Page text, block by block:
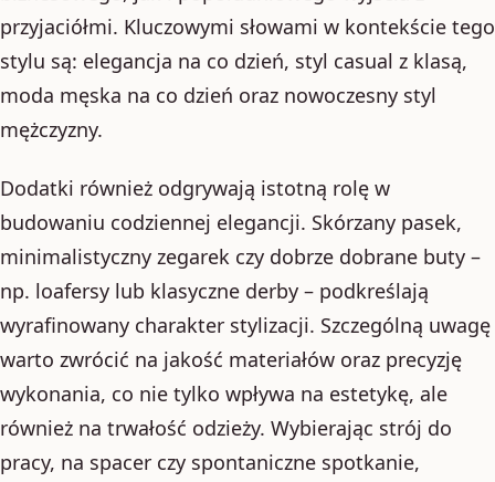
przyjaciółmi. Kluczowymi słowami w kontekście tego
stylu są: elegancja na co dzień, styl casual z klasą,
moda męska na co dzień oraz nowoczesny styl
mężczyzny.
Dodatki również odgrywają istotną rolę w
budowaniu codziennej elegancji. Skórzany pasek,
minimalistyczny zegarek czy dobrze dobrane buty –
np. loafersy lub klasyczne derby – podkreślają
wyrafinowany charakter stylizacji. Szczególną uwagę
warto zwrócić na jakość materiałów oraz precyzję
wykonania, co nie tylko wpływa na estetykę, ale
również na trwałość odzieży. Wybierając strój do
pracy, na spacer czy spontaniczne spotkanie,